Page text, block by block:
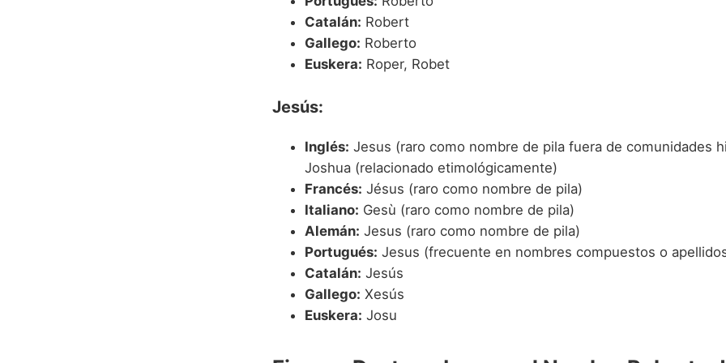
Catalán: Robert
Gallego: Roberto
Euskera: Roper, Robet
Jesús:
Inglés: Jesus (raro como nombre de pila fuera de comunidades
Joshua (relacionado etimológicamente)
Francés: Jésus (raro como nombre de pila)
Italiano: Gesù (raro como nombre de pila)
Alemán: Jesus (raro como nombre de pila)
Portugués: Jesus (frecuente en nombres compuestos o
Catalán: Jesús
Gallego: Xesús
Euskera: Josu